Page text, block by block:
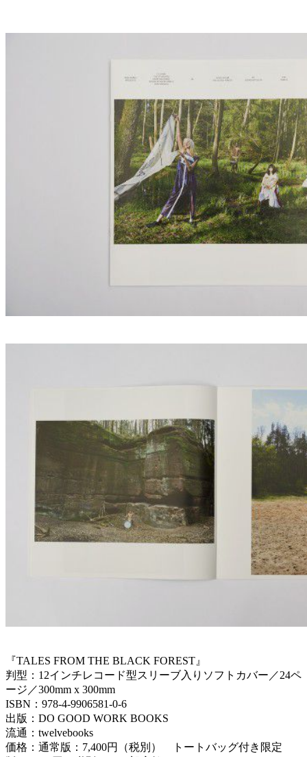
『TALES FROM THE BLACK FOREST』
判型：12インチレコード型スリーブ入りソフトカバー／24ペ
ージ／300mm x 300mm
ISBN：978-4-9906581-0-6
出版：DO GOOD WORK BOOKS
流通：twelvebooks
価格：通常版：7,400円（税別） トートバッグ付き限定